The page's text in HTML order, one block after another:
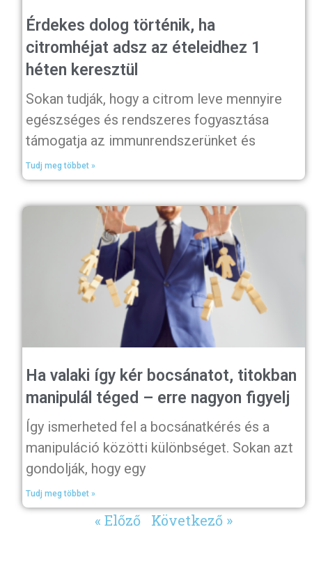
Érdekes dolog történik, ha
citromhéjat adsz az ételeidhez 1
héten keresztül
Sokan tudják, hogy a citrom leve mennyire
egészséges és rendszeres fogyasztása
támogatja az immunrendszerünket és
Tudj meg többet »
Ha valaki így kér bocsánatot, titokban
manipulál téged – erre nagyon figyelj
Így ismerheted fel a bocsánatkérés és a
manipuláció közötti különbséget. Sokan azt
gondolják, hogy egy
Tudj meg többet »
« Előző Következő »